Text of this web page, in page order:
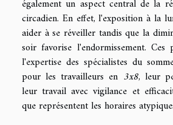
également un aspect central de la
circadien. En effet, l'exposition à la
aider à se réveiller tandis que la
soir favorise l'endormissement. Ces
l'expertise des spécialistes du
pour les travailleurs en 3x8, leur
leur travail avec vigilance et
que représentent les horaires